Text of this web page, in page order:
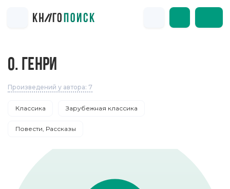
О. ГЕНРИ
Произведений у автора: 7
Классика Зарубежная классика
Повести, Рассказы